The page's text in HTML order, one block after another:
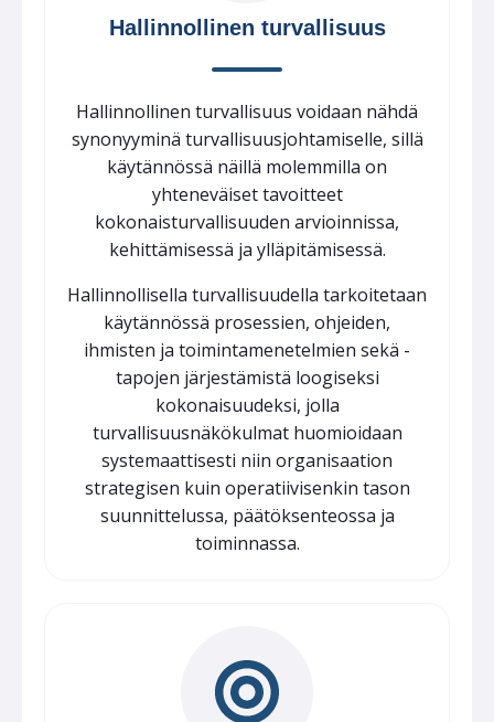
Hallinnollinen turvallisuus
Hallinnollinen turvallisuus voidaan nähdä
synonyyminä turvallisuusjohtamiselle, sillä
käytännössä näillä molemmilla on
yhteneväiset tavoitteet
kokonaisturvallisuuden arvioinnissa,
kehittämisessä ja ylläpitämisessä.
Hallinnollisella turvallisuudella tarkoitetaan
käytännössä prosessien, ohjeiden,
ihmisten ja toimintamenetelmien sekä -
tapojen järjestämistä loogiseksi
kokonaisuudeksi, jolla
turvallisuusnäkökulmat huomioidaan
systemaattisesti niin organisaation
strategisen kuin operatiivisenkin tason
suunnittelussa, päätöksenteossa ja
toiminnassa.